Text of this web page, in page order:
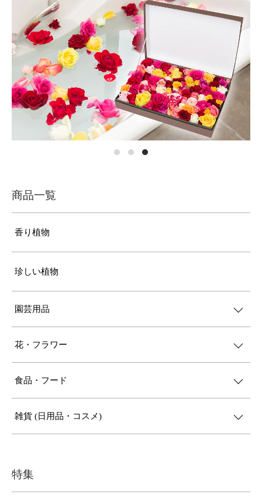
商品一覧
香り植物
珍しい植物
園芸用品
花・フラワー
食品・フード
雑貨 (日用品・コスメ)
特集